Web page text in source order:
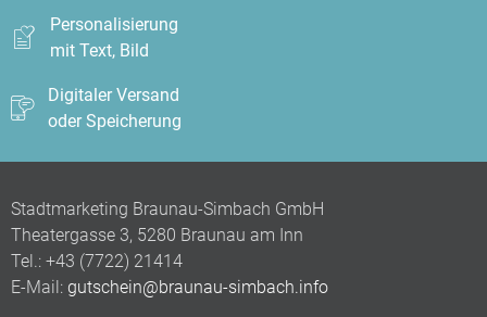
Personalisierung
mit Text, Bild
Digitaler Versand
oder Speicherung
Stadtmarketing Braunau-Simbach GmbH
Theatergasse 3, 5280 Braunau am Inn
Tel.: +43 (7722) 21414
E-Mail: gutschein@braunau-simbach.info